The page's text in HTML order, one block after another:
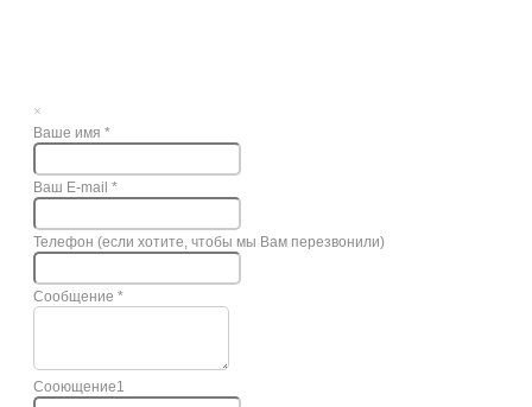
×
Ваше имя *
Ваш E-mail *
Телефон (если хотите, чтобы мы Вам перезвонили)
Сообщение *
Сооющение1